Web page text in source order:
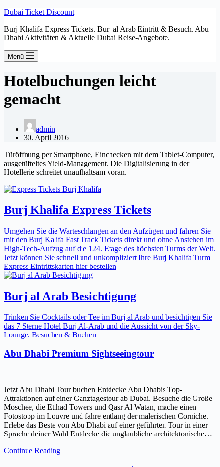
Dubai Ticket Discount
Burj Khalifa Express Tickets. Burj al Arab Eintritt & Besuch. Abu
Dhabi Aktivitäten & Aktuelle Dubai Reise-Angebote.
Menü
Hotelbuchungen leicht
gemacht
admin
30. April 2016
Türöffnung per Smartphone, Einchecken mit dem Tablet-Computer,
ausgetüfteltes Yield-Management. Die Digitalisierung in der
Hotellerie schreitet unaufhaltsam voran.
Burj Khalifa Express Tickets
Umgehen Sie die Warteschlangen an den Aufzügen und fahren Sie
mit den Burj Kalifa Fast Track Tickets direkt und ohne Anstehen im
High-Tech-Aufzug auf die 124. Etage des höchsten Turms der Welt.
Jetzt können Sie schnell und unkompliziert Ihre Burj Khalifa Turm
Express Eintrittskarten hier bestellen
Burj al Arab Besichtigung
Trinken Sie Cocktails oder Tee im Burj al Arab und besichtigen Sie
das 7 Sterne Hotel Burj Al-Arab und die Aussicht von der Sky-
Lounge. Besuchen & Buchen
Abu Dhabi Premium Sightseeingtour
Jetzt Abu Dhabi Tour buchen Entdecke Abu Dhabis Top-
Attraktionen auf einer Ganztagestour ab Dubai. Besuche die Große
Moschee, die Etihad Towers und Qasr Al Watan, mache einen
Fotostopp im Louvre und fahre entlang der malerischen Corniche.
Erlebe das Beste von Abu Dhabi auf einer geführten Tour in einer
Sprache deiner Wahl Entdecke die unglaubliche architektonische…
Continue Reading